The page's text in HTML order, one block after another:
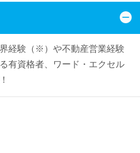
経験（※）や不動産営業経験
有資格者、ワード・エクセル